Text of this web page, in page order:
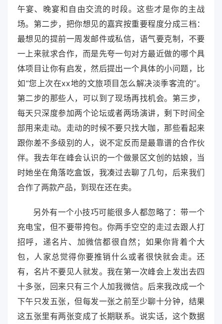
午宴、晚宴和自由交流的时段。这些才是你的主战
场。第二步，把你想见的嘉宾按重要程度分成三档：
最想见的提前一周发邮件或私信，语气要克制，不要
一上来就求合作，而是先夸一句对方最近做的哪个具
体项目让你有启发，然后提出一个具体的小问题，比
如“您上次在xx地的文旅项目怎么解决淡季客流的”。
第二步的那些人，可以到了现场再找机会。第三步，
每天只深度参加两个论坛或者两场演讲，剩下时间全
部用来走动。走动的时候不要只找大咖，那些看起来
跟你差不多级别的人，说不定反而是最靠谱的合作伙
伴。我去年在峰会认识的一个做景区文创的姑娘，当
时她坐在角落吃盒饭，我凑过去聊了几句，后来我们
合作了两款产品，到现在还在卖。
另外有一个小技巧可能很多人都忽略了：带一个
充电宝，但不要带挎包。你两手空空的走过去跟人打
招呼，递名片、加微信都很自然；如果你背着个大
包，人家总觉得你要推销什么或者很快就会走。还
有，名片不要见人就发。我在第一次峰会上发出去四
十多张，回来只有三个人加我微信。后来我改成一个
下午只发五张，但每发一张之前至少聊十分钟，结果
这五张里有两张变成了长期联系。说实话，这个数据